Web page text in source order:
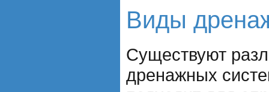
Виды
Существуют
дренажных